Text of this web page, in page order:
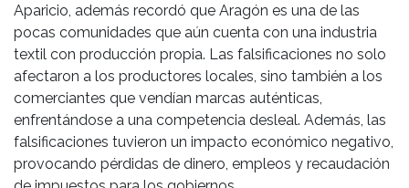
Aparicio, además recordó que Aragón es una de las
pocas comunidades que aún cuenta con una industria
textil con producción propia. Las falsificaciones no solo
afectaron a los productores locales, sino también a los
comerciantes que vendían marcas auténticas,
enfrentándose a una competencia desleal. Además, las
falsificaciones tuvieron un impacto económico negativo,
provocando pérdidas de dinero, empleos y recaudación